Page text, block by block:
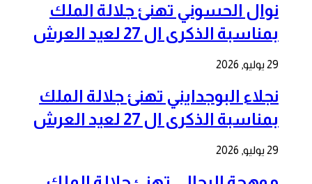
نوال الحسوني تهنئ جلالة الملك
بمناسبة الذكرى ال 27 لعيد العرش
29 يوليو, 2026
نجلاء البوجدايني تهنئ جلالة الملك
بمناسبة الذكرى ال 27 لعيد العرش
29 يوليو, 2026